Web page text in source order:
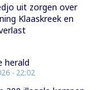
uit zorgen over
Klaaskreek en
herald
- 22:02